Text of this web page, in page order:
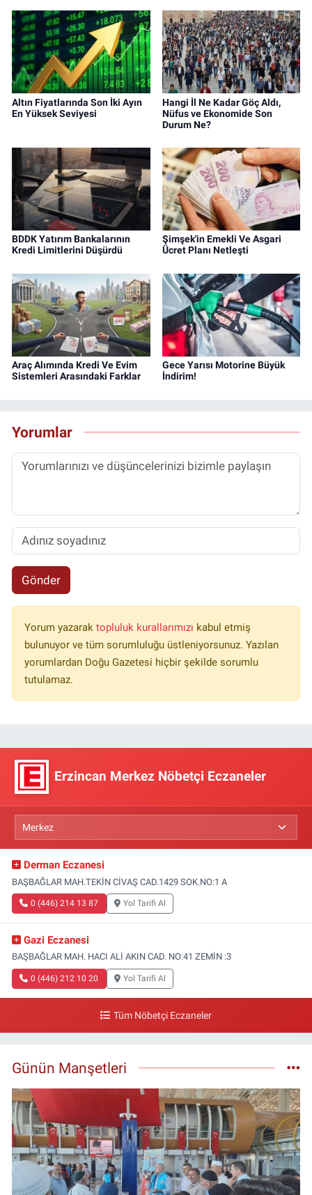
Altın Fiyatlarında Son İki Ayın
En Yüksek Seviyesi
Hangi İl Ne Kadar Göç Aldı,
Nüfus ve Ekonomide Son
Durum Ne?
BDDK Yatırım Bankalarının
Kredi Limitlerini Düşürdü
Şimşek'in Emekli Ve Asgari
Ücret Planı Netleşti
Araç Alımında Kredi Ve Evim
Sistemleri Arasındaki Farklar
Gece Yarısı Motorine Büyük
İndirim!
Yorumlar
Gönder
Yorum yazarak topluluk kurallarımızı kabul etmiş
bulunuyor ve tüm sorumluluğu üstleniyorsunuz. Yazılan
yorumlardan Doğu Gazetesi hiçbir şekilde sorumlu
tutulamaz.
Erzincan Merkez Nöbetçi Eczaneler
Derman Eczanesi
BAŞBAĞLAR MAH.TEKİN CİVAŞ CAD.1429 SOK.NO:1 A
0 (446) 214 13 87 Yol Tarifi Al
Gazi Eczanesi
BAŞBAĞLAR MAH. HACI ALİ AKIN CAD. NO:41 ZEMİN :3
0 (446) 212 10 20 Yol Tarifi Al
Tüm Nöbetçi Eczaneler
Günün Manşetleri